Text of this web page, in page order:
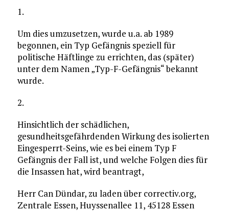
1.
Um dies umzusetzen, wurde u.a. ab 1989
begonnen, ein Typ Gefängnis speziell für
politische Häftlinge zu errichten, das (später)
unter dem Namen „Typ-F-Gefängnis“ bekannt
wurde.
2.
Hinsichtlich der schädlichen,
gesundheitsgefährdenden Wirkung des isolierten
Eingesperrt-Seins, wie es bei einem Typ F
Gefängnis der Fall ist, und welche Folgen dies für
die Insassen hat, wird beantragt,
Herr Can Dündar, zu laden über correctiv.org,
Zentrale Essen, Huyssenallee 11, 45128 Essen